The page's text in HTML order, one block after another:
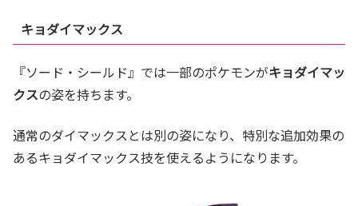
キョダイマックス
『ソード・シールド』では一部のポケモンがキョダイマッ
クスの姿を持ちます。
通常のダイマックスとは別の姿になり、特別な追加効果の
あるキョダイマックス技を使えるようになります。